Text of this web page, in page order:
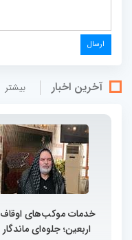
آخرین اخبار بيشتر
خدمات موکب‌های
اربعین؛ جلوه‌ای ماندگار